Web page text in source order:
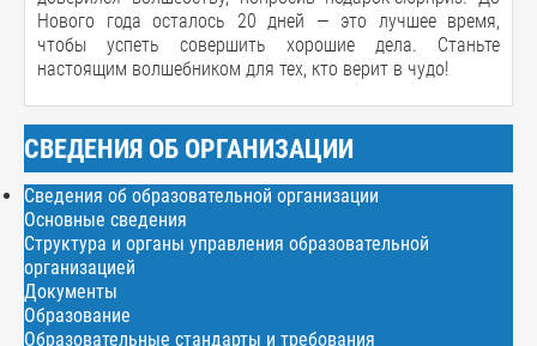
Нового года осталось 20 дней — это лучшее время,
чтобы успеть совершить хорошие дела. Станьте
настоящим волшебником для тех, кто верит в чудо!
СВЕДЕНИЯ ОБ ОРГАНИЗАЦИИ
Сведения об образовательной организации
Основные сведения
Структура и органы управления образовательной
организацией
Документы
Образование
Образовательные стандарты и требования